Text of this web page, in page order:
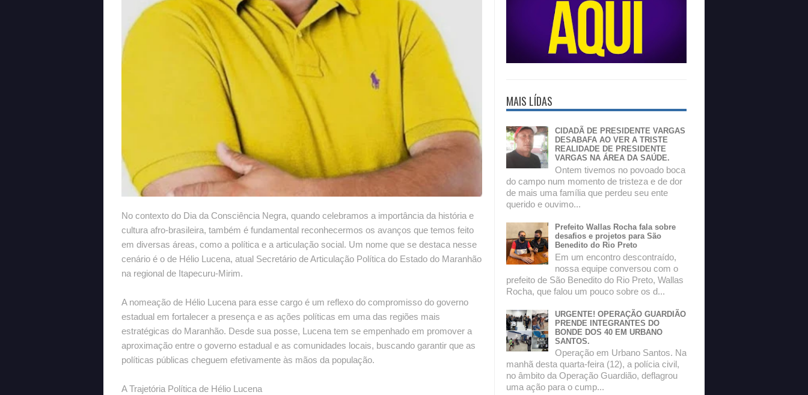
No contexto do Dia da Consciência Negra, quando celebramos a importância da história e
cultura afro-brasileira, também é fundamental reconhecermos os avanços que temos feito
em diversas áreas, como a política e a articulação social. Um nome que se destaca nesse
cenário é o de Hélio Lucena, atual Secretário de Articulação Política do Estado do Maranhão
na regional de Itapecuru-Mirim.
A nomeação de Hélio Lucena para esse cargo é um reflexo do compromisso do governo
estadual em fortalecer a presença e as ações políticas em uma das regiões mais
estratégicas do Maranhão. Desde sua posse, Lucena tem se empenhado em promover a
aproximação entre o governo estadual e as comunidades locais, buscando garantir que as
políticas públicas cheguem efetivamente às mãos da população.
A Trajetória Política de Hélio Lucena
MAIS LÍDAS
CIDADÃ DE PRESIDENTE VARGAS
DESABAFA AO VER A TRISTE
REALIDADE DE PRESIDENTE
VARGAS NA ÁREA DA SAÚDE.
Ontem tivemos no povoado boca
do campo num momento de tristeza e de dor
de mais uma família que perdeu seu ente
querido e ouvimo...
Prefeito Wallas Rocha fala sobre
desafios e projetos para São
Benedito do Rio Preto
Em um encontro descontraído,
nossa equipe conversou com o
prefeito de São Benedito do Rio Preto, Wallas
Rocha, que falou um pouco sobre os d...
URGENTE! OPERAÇÃO GUARDIÃO
PRENDE INTEGRANTES DO
BONDE DOS 40 EM URBANO
SANTOS.
Operação em Urbano Santos. Na
manhã desta quarta-feira (12), a polícia civil,
no âmbito da Operação Guardião, deflagrou
uma ação para o cump...